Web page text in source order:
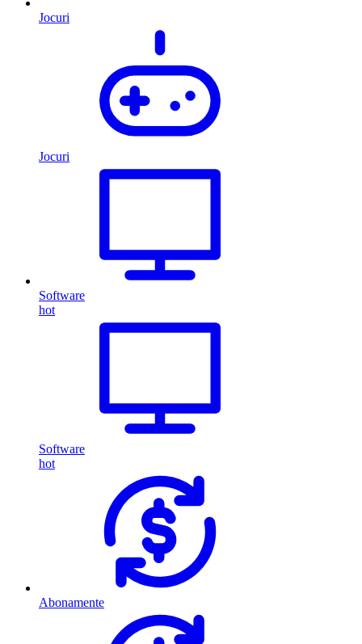
Jocuri
Jocuri
Software
hot
Software
hot
Abonamente